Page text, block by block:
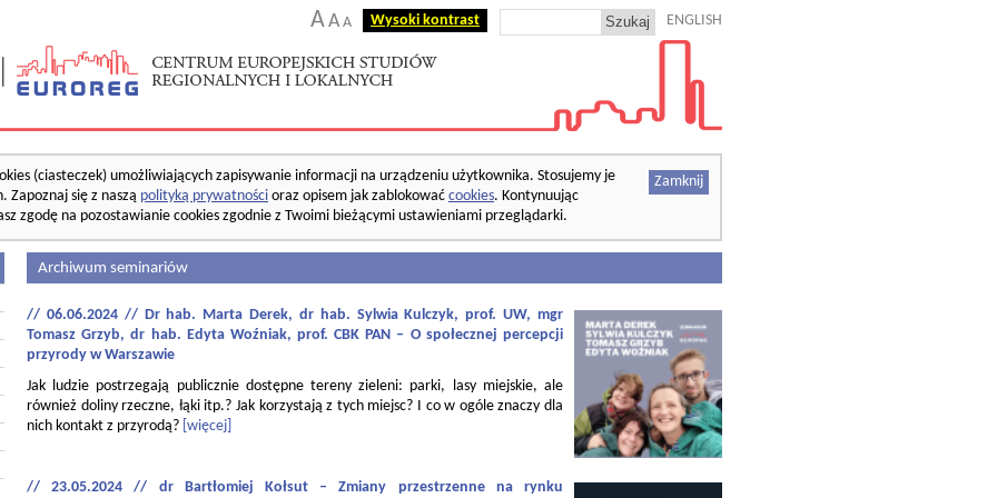
AA A Wysoki kontrast ENGLISH
Zamknij
(ciasteczek) umożliwiających zapisywanie informacji na urządzeniu użytkownika. Stosujemy je
Zapoznaj się z naszą polityką prywatności oraz opisem jak zablokować cookies. Kontynuując
zgodę na pozostawianie cookies zgodnie z Twoimi bieżącymi ustawieniami przeglądarki.
Archiwum seminariów
// 06.06.2024 // Dr hab. Marta Derek, dr hab. Sylwia Kulczyk, prof. UW, mgr
Tomasz Grzyb, dr hab. Edyta Woźniak, prof. CBK PAN – O społecznej percepcji
przyrody w Warszawie
Jak ludzie postrzegają publicznie dostępne tereny zieleni: parki, lasy miejskie, ale
również doliny rzeczne, łąki itp.? Jak korzystają z tych miejsc? I co w ogóle znaczy dla
nich kontakt z przyrodą? [więcej]
// 23.05.2024 // dr Bartłomiej Kołsut – Zmiany przestrzenne na rynku